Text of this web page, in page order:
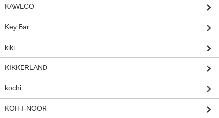
KAWECO
Key Bar
kiki
KIKKERLAND
kochi
KOH-I-NOOR